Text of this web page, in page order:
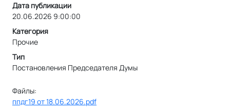
Дата публикации
20.06.2026 9:00:00
Категория
Прочие
Тип
Постановления Председателя Думы
Файлы:
ппдг19 от 18.06.2026.pdf